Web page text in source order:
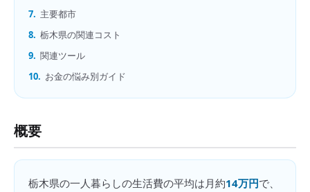
7. 主要都市
8. 栃木県の関連コスト
9. 関連ツール
10. お金の悩み別ガイド
概要
栃木県の一人暮らしの生活費の平均は月約14万円で、